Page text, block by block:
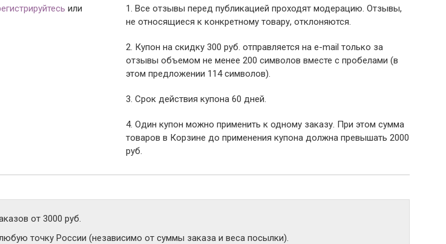
или
1. Все отзывы перед публикацией проходят модерацию. Отзывы,
не относящиеся к конкретному товару, отклоняются.
2. Купон на скидку 300 руб. отправляется на e-mail только за
отзывы объемом не менее 200 символов вместе с пробелами (в
этом предложении 114 символов).
3. Срок действия купона 60 дней.
4. Один купон можно применить к одному заказу. При этом сумма
товаров в Корзине до применения купона должна превышать 2000
руб.
от 3000 руб.
точку России (независимо от суммы заказа и веса посылки).